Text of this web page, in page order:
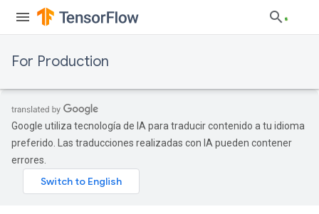
For Production
Google utiliza tecnología de IA para traducir contenido a tu idioma
preferido. Las traducciones realizadas con IA pueden contener
errores.